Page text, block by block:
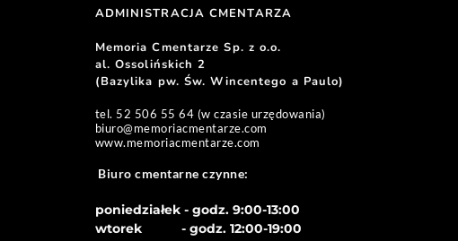
ADMINISTRACJA CMENTARZA
Memoria Cmentarze Sp. z o.o.
al. Ossolińskich 2
(Bazylika pw. Św. Wincentego a Paulo)
tel. 52 506 55 64 (w czasie urzędowania)
biuro@memoriacmentarze.com
www.memoriacmentarze.com
Biuro cmentarne czynne:
poniedziałek - godz. 9:00-13:00
wtorek           - godz. 12:00-19:00